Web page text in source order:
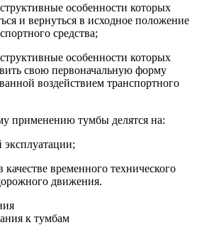
особенности которых
и вернуться в исходное положение
средства;
особенности которых
свою первоначальную форму
воздействием транспортного
применению тумбы делятся на:
временного технического
движения.
к тумбам